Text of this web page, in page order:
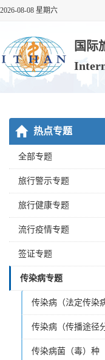
2026-08-08 星期六
国际
热点专题
全部专题
旅行警示专题
旅行健康专题
流行疫情专题
签证专题
传染病专题
传染病（法定传染
传染病（传播途径
传染病菌（毒）种